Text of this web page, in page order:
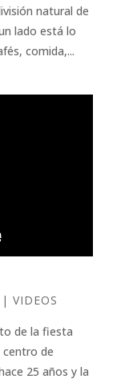
natural de
lado está lo
comida,...
| VIDEOS
de la fiesta
centro de
25 años y la